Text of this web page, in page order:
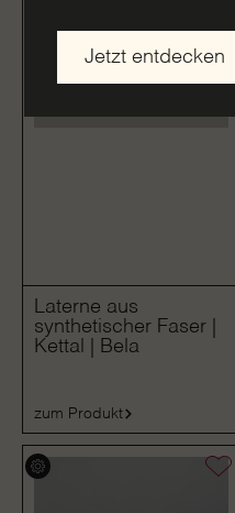
Laterne aus
synthetischer Faser |
Kettal | Bela
zum Produkt
Jetzt entdecken